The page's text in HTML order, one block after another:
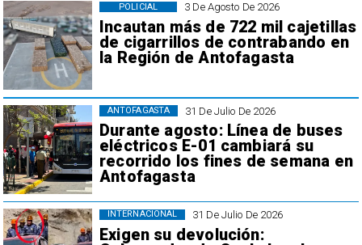
3 De Agosto De 2026
Incautan más de 722 mil cajetillas
de cigarrillos de contrabando en
la Región de Antofagasta
POLICIAL
31 De Julio De 2026
Durante agosto: Línea de buses
eléctricos E-01 cambiará su
recorrido los fines de semana en
Antofagasta
ANTOFAGASTA
31 De Julio De 2026
Exigen su devolución:
INTERNACIONAL